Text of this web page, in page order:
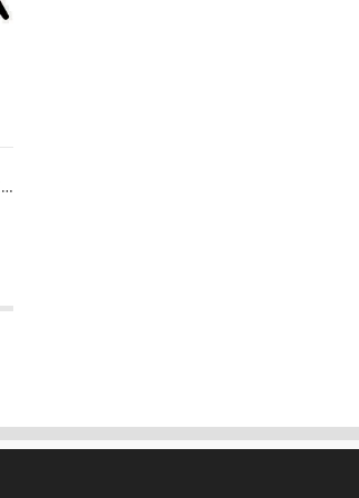
Dálkové ovládání pro HYPCUT software